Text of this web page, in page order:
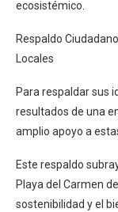
ecosistémico.
Respaldo
Locales
Para respaldar sus
resultados de una
amplio apoyo a
Este respaldo
Playa del Carmen
sostenibilidad y el